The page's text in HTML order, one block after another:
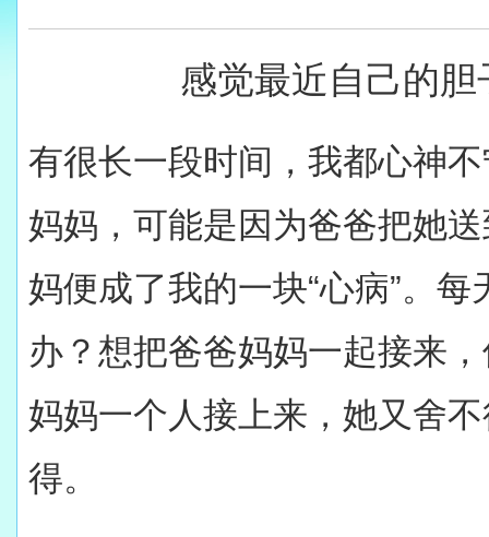
感觉最近自己的
有很长一段时间，我都心神
妈妈，可能是因为爸爸把她
妈便成了我的一块“心病”。
办？想把爸爸妈妈一起接来
妈妈一个人接上来，她又舍
得。